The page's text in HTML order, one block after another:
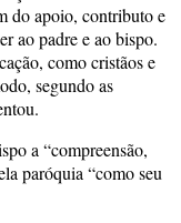
do apoio, contributo e
ao padre e ao bispo.
como cristãos e
segundo as
a “compreensão,
paróquia “como seu